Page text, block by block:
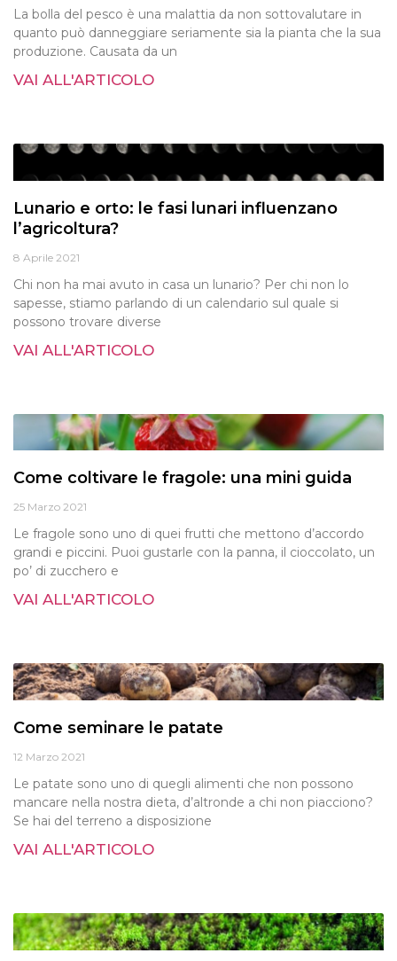
La bolla del pesco è una malattia da non sottovalutare in
quanto può danneggiare seriamente sia la pianta che la sua
produzione. Causata da un
VAI ALL'ARTICOLO
Lunario e orto: le fasi lunari influenzano
l’agricoltura?
8 Aprile 2021
Chi non ha mai avuto in casa un lunario? Per chi non lo
sapesse, stiamo parlando di un calendario sul quale si
possono trovare diverse
VAI ALL'ARTICOLO
Come coltivare le fragole: una mini guida
25 Marzo 2021
Le fragole sono uno di quei frutti che mettono d’accordo
grandi e piccini. Puoi gustarle con la panna, il cioccolato, un
po’ di zucchero e
VAI ALL'ARTICOLO
Come seminare le patate
12 Marzo 2021
Le patate sono uno di quegli alimenti che non possono
mancare nella nostra dieta, d’altronde a chi non piacciono?
Se hai del terreno a disposizione
VAI ALL'ARTICOLO